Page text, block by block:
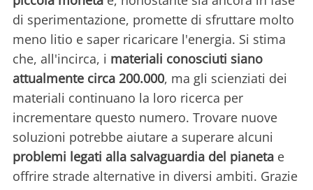
di sperimentazione, promette di sfruttare molto
meno litio e saper ricaricare l'energia. Si stima
che, all'incirca, i materiali conosciuti siano
attualmente circa 200.000, ma gli scienziati dei
materiali continuano la loro ricerca per
incrementare questo numero. Trovare nuove
soluzioni potrebbe aiutare a superare alcuni
problemi legati alla salvaguardia del pianeta e
offrire strade alternative in diversi ambiti. Grazie